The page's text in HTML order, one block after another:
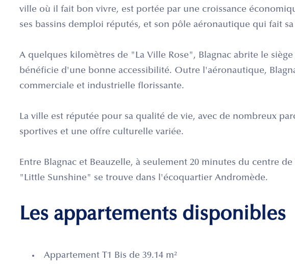
ville où il fait bon vivre, est portée par une croissance
ses bassins demploi réputés, et son pôle aéronautique qui fait
A quelques kilomètres de "La Ville Rose", Blagnac abrite le
bénéficie d'une bonne accessibilité. Outre l'aéronautique,
commerciale et industrielle florissante.
La ville est réputée pour sa qualité de vie, avec de nombreux
sportives et une offre culturelle variée.
Entre Blagnac et Beauzelle, à seulement 20 minutes du centre
"Little Sunshine" se trouve dans l'écoquartier Andromède.
Les appartements disponibles
Appartement T1 Bis de 39.14 m²